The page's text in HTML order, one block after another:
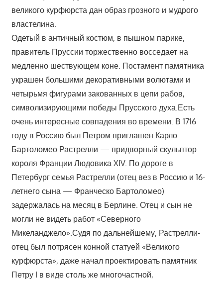
великого курфюрста дан образ грозного и мудрого
властелина.
Одетый в античный костюм, в пышном парике,
правитель Пруссии торжественно восседает на
медленно шествующем коне. Постамент памятника
украшен большими декоративными волютами и
четырьмя фигурами закованных в цепи рабов,
символизирующими победы Прусского духа.Есть
очень интересные совпадения во времени. В 1716
году в Россию был Петром приглашен Карло
Бартоломео Растрелли — придворный скульптор
короля Франции Людовика XIV. По дороге в
Петербург семья Растрелли (отец вез в Россию и 16-
летнего сына — Франческо Бартоломео)
задержалась на месяц в Берлине. Отец и сын не
могли не видеть работ «Северного
Микеланджело».Судя по дальнейшему, Растрелли-
отец был потрясен конной статуей «Великого
курфюрста», даже начал проектировать памятник
Петру I в виде столь же многочастной,